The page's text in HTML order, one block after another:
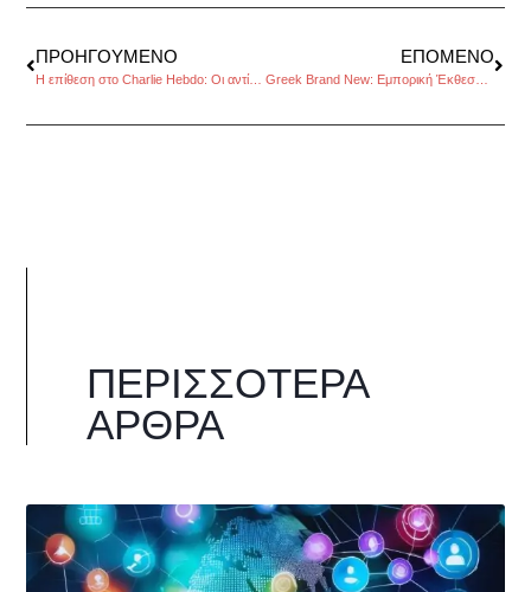
ΠΡΟΗΓΟΎΜΕΝΟ ΕΠΌΜΕΝΟ
Greek Brand New: Εμπορική Έκθεση Νέων Ελληνικών Εταιριών & Σχεδιαστών
ΠΕΡΙΣΣΌΤΕΡΑ
ΆΡΘΡΑ